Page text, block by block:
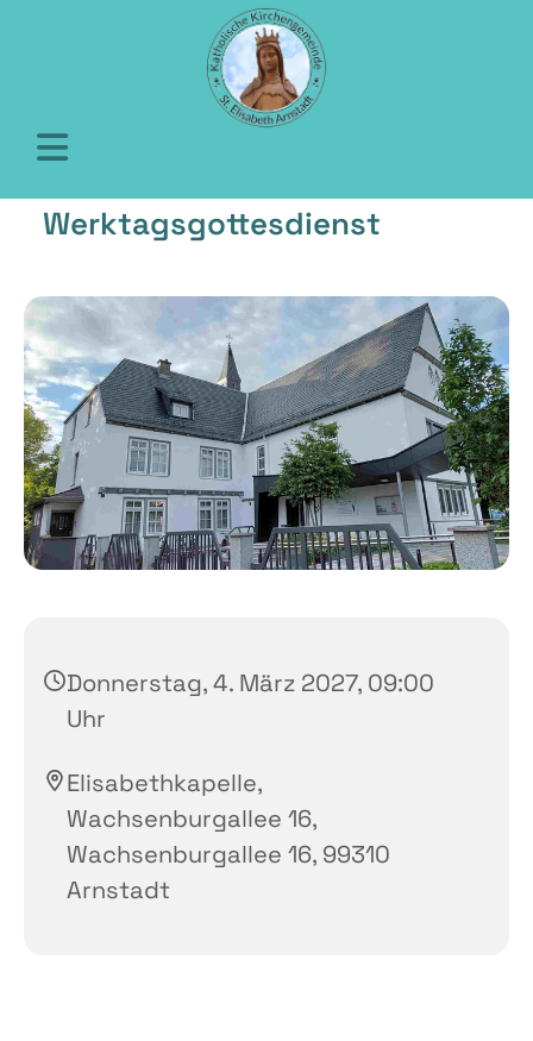
Werktagsgottesdienst
Donnerstag, 4. März 2027, 09:00
Uhr
Elisabethkapelle,
Wachsenburgallee 16,
Wachsenburgallee 16, 99310
Arnstadt